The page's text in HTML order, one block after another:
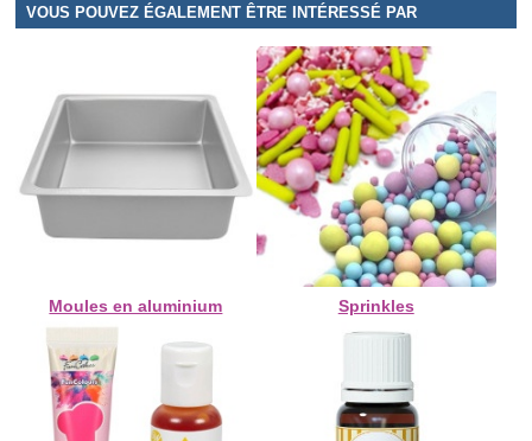
VOUS POUVEZ ÉGALEMENT ÊTRE INTÉRESSÉ PAR
Moules en aluminium Sprinkles